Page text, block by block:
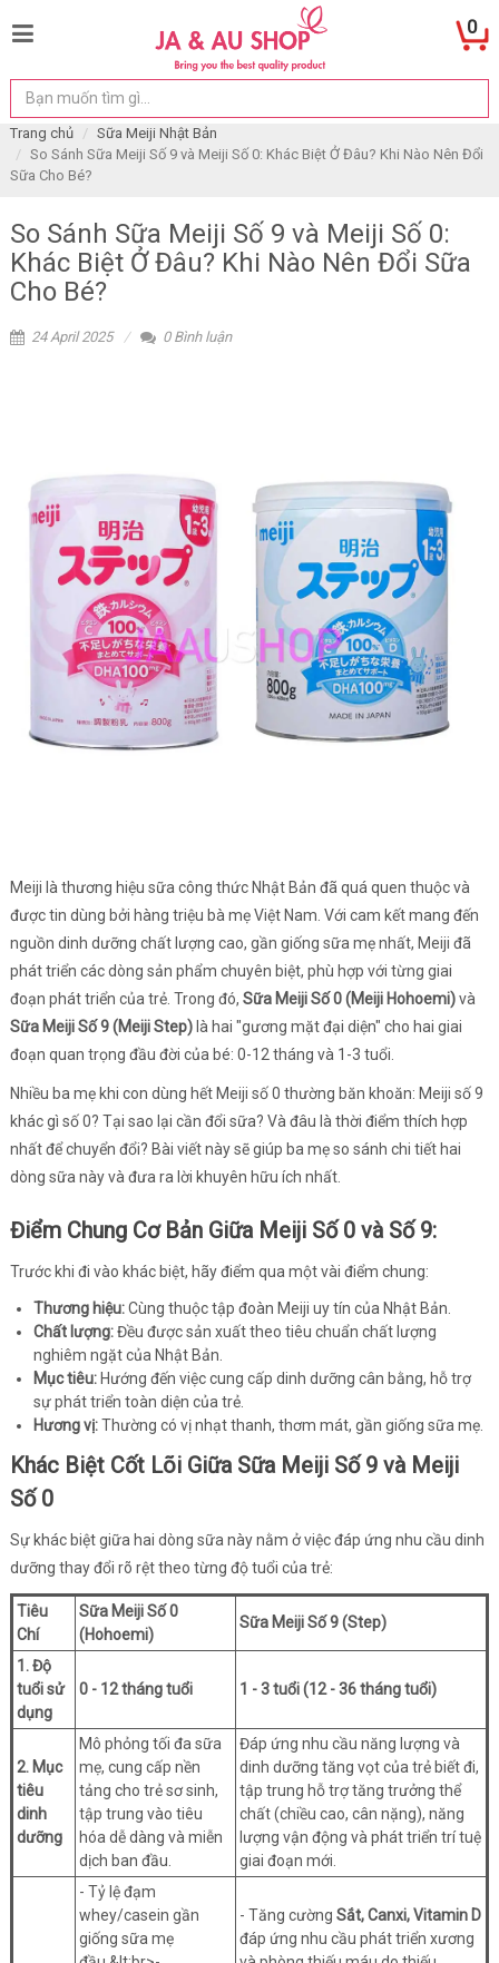
0
Trang chủ
Sữa Meiji Nhật Bản
So Sánh Sữa Meiji Số 9 và Meiji Số 0: Khác Biệt Ở Đâu? Khi Nào Nên Đổi
Sữa Cho Bé?
So Sánh Sữa Meiji Số 9 và Meiji Số 0:
Khác Biệt Ở Đâu? Khi Nào Nên Đổi Sữa
Cho Bé?
24 April 2025 0 Bình luận
Meiji là thương hiệu sữa công thức Nhật Bản đã quá quen thuộc và
được tin dùng bởi hàng triệu bà mẹ Việt Nam. Với cam kết mang đến
nguồn dinh dưỡng chất lượng cao, gần giống sữa mẹ nhất, Meiji đã
phát triển các dòng sản phẩm chuyên biệt, phù hợp với từng giai
đoạn phát triển của trẻ. Trong đó, Sữa Meiji Số 0 (Meiji Hohoemi)và
Sữa Meiji Số 9 (Meiji Step)là hai "gương mặt đại diện" cho hai giai
đoạn quan trọng đầu đời của bé: 0-12 tháng và 1-3 tuổi.
Nhiều ba mẹ khi con dùng hết Meiji số 0 thường băn khoăn: Meiji số 9
khác gì số 0? Tại sao lại cần đổi sữa? Và đâu là thời điểm thích hợp
nhất để chuyển đổi? Bài viết này sẽ giúp ba mẹ so sánh chi tiết hai
dòng sữa này và đưa ra lời khuyên hữu ích nhất.
Điểm Chung Cơ Bản Giữa Meiji Số 0 và Số 9:
Trước khi đi vào khác biệt, hãy điểm qua một vài điểm chung:
Thương hiệu:Cùng thuộc tập đoàn Meiji uy tín của Nhật Bản.
Chất lượng:Đều được sản xuất theo tiêu chuẩn chất lượng
nghiêm ngặt của Nhật Bản.
Mục tiêu: Hướng đến việc cung cấp dinh dưỡng cân bằng, hỗ trợ
sự phát triển toàn diện của trẻ.
Hương vị:Thường có vị nhạt thanh, thơm mát, gần giống sữa mẹ.
Khác Biệt Cốt Lõi Giữa Sữa Meiji Số 9 và Meiji
Số 0
Sự khác biệt giữa hai dòng sữa này nằm ở việc đáp ứng nhu cầu dinh
dưỡng thay đổi rõ rệt theo từng độ tuổi của trẻ:
Tiêu
Chí
Sữa Meiji Số 0
(Hohoemi)
Sữa Meiji Số 9 (Step)
1. Độ
tuổi sử
dụng
0 - 12 tháng tuổi 1 - 3 tuổi (12 - 36 tháng tuổi)
2. Mục
tiêu
dinh
dưỡng
Mô phỏng tối đa sữa
mẹ, cung cấp nền
tảng cho trẻ sơ sinh,
tập trung vào tiêu
hóa dễ dàng và miễn
dịch ban đầu.
Đáp ứng nhu cầu năng lượng và
dinh dưỡng tăng vọt của trẻ biết đi,
tập trung hỗ trợ tăng trưởng thể
chất (chiều cao, cân nặng), năng
lượng vận động và phát triển trí tuệ
giai đoạn mới.
- Tỷ lệ đạm
whey/casein gần
giống sữa mẹ
- Tăng cường Sắt, Canxi, Vitamin D
đáp ứng nhu cầu phát triển xương